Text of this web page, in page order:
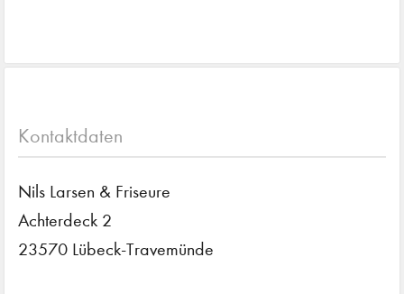
Kontaktdaten
Nils Larsen & Friseure
Achterdeck 2
23570 Lübeck-Travemünde